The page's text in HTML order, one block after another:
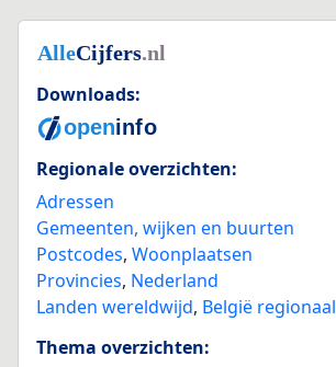
Downloads:
Regionale overzichten:
Adressen
Gemeenten, wijken en buurten
Postcodes, Woonplaatsen
Provincies, Nederland
Landen wereldwijd, België regionaal
Thema overzichten: